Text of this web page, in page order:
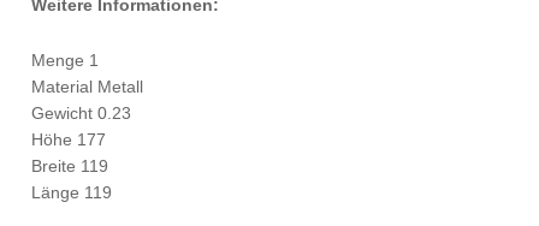
Weitere Informationen:
Menge 1
Material Metall
Gewicht 0.23
Höhe 177
Breite 119
Länge 119